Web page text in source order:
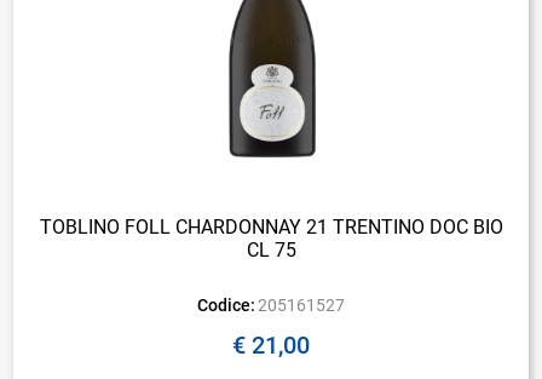
TOBLINO FOLL CHARDONNAY 21 TRENTINO DOC BIO
CL 75
Codice: 205161527
€ 21,00